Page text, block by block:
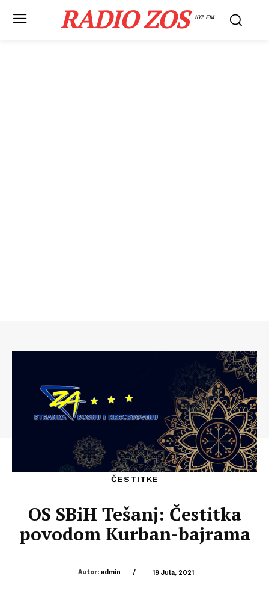
RADIO ZOS 107 FM
ČESTITKE
OS SBiH Tešanj: Čestitka
povodom Kurban-bajrama
Autor: admin / 19 Jula, 2021